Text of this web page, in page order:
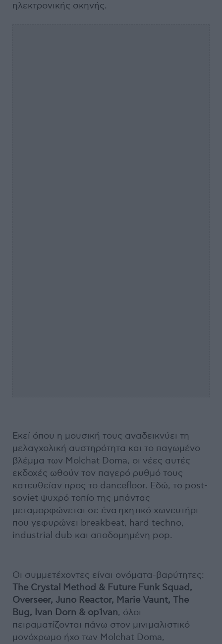
ηλεκτρονικής σκηνής.
Εκεί όπου η μουσική τους αναδεικνύει τη
μελαγχολική αυστηρότητα και το παγωμένο
βλέμμα των Molchat Doma, οι νέες αυτές
εκδοχές ωθούν τον παγερό ρυθμό τους
κατευθείαν προς το dancefloor. Εδώ, το post-
soviet ψυχρό τοπίο της μπάντας
μεταμορφώνεται σε ένα ηχητικό χωνευτήρι
που γεφυρώνει breakbeat, hard techno,
industrial dub και αποδομημένη pop.
Οι συμμετέχοντες είναι ονόματα-βαρύτητες:
The Crystal Method & Future Funk Squad,
Overseer, Juno Reactor, Marie Vaunt, The
Bug, Ivan Dorn & op1van, όλοι
πειραματίζονται πάνω στον μινιμαλιστικό
μονόχρωμο ήχο των Molchat Doma,